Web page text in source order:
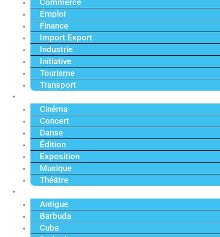
Commerce
Emploi
Finance
Import Export
Industrie
Initiative
Tourisme
Transport
Cinéma
Concert
Danse
Édition
Exposition
Musique
Théâtre
Antigue
Barbuda
Cuba